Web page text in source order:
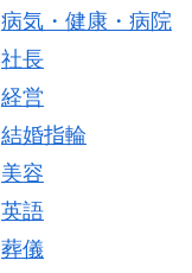
病気・健康・病院
社長
経営
結婚指輪
美容
英語
葬儀